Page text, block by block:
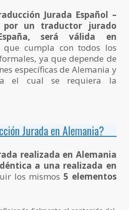
Jurada Español –
por un traductor jurado
será válida en
que cumpla con todos los
ya que depende de
específicas de Alemania y
el cual se requiera la
Jurada en Alemania?
realizada en Alemania
a una realizada en
los mismos 5 elementos